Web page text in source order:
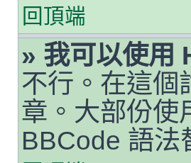
回頂端
» 我可以使用
不行。在這個
章。大部份使
BBCode 語法